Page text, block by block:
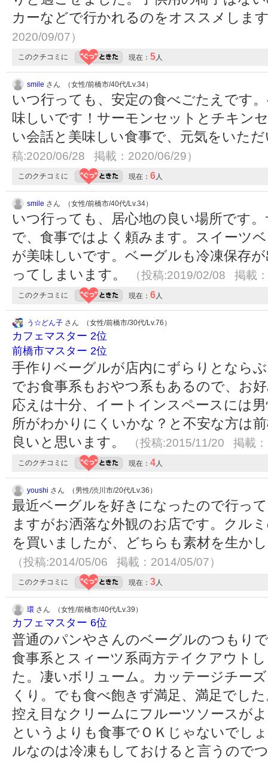
カーなどで行かれるのをオススメしま
2020/09/07）
このクチコミに 現在： 5人
smile さん （女性/前橋市/40代/Lv.34）
いつ行っても、安定の食べごたえです
味しいです！サーモンセットとチキン
い会話と美味しい食事で、元気をいた
稿:2020/06/28 掲載：2020/06/29）
このクチコミに 現在： 6人
smile さん （女性/前橋市/40代/Lv.34）
いつ行っても、居心地の良い場所です
で、食事ではよく頼みます。スイーツ
が美味しいです。ベーグルも冷凍保存
ってしまいます。
（投稿:2019/02/08 掲載
このクチコミに 現在： 6人
う☆どん子 さん （女性/前橋市/30代/Lv.76）
カフェマスター 2位
前橋市マスター 2位
手作りベーグルが店内にずらりとなら
でお食事系もおやつ系もあるので、お
応えは十分、イートインスペースには
所がわかりにくいかな？と不安な方は
良いと思います。
（投稿:2015/11/20 掲載
このクチコミに 現在： 4人
youshi さん （男性/渋川市/20代/Lv.36）
最近ベーグルを好きになったので行っ
ますがお洒落な外観のお店です。クル
を買いましたが、どちらも素材を生か
（投稿:2014/05/06 掲載：2014/05/07）
このクチコミに 現在： 3人
環 さん （女性/前橋市/40代/Lv.39）
カフェマスター 6位
普通のパンやさんのベーグルのつもり
食事系とスィーツ系両方テイクアウト
た。凄いボリューム。カッテージチー
くり。でも食べ飽きず満足、満足でし
控え目なクリームにフルーツソースが
というよりも食事でＯＫじゃないでし
ルなのは冷凍もしておけると言うので